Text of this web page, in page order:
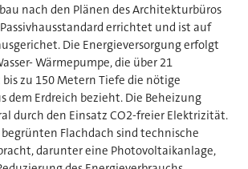
nach den Plänen des Architekturbüros
errichtet und ist auf
Die Energieversorgung erfolgt
Wärmepumpe, die über 21
zu 150 Metern Tiefe die nötige
dem Erdreich bezieht. Die Beheizung
durch den Einsatz CO2-freier Elektrizität.
Flachdach sind technische
darunter eine Photovoltaikanlage,